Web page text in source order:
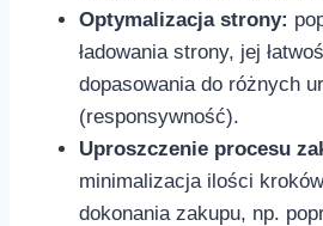
Optymalizacja strony:
ładowania strony, jej
dopasowania do różnych
(responsywność).
Uproszczenie procesu
minimalizacja ilości
dokonania⁤ zakupu, np.​